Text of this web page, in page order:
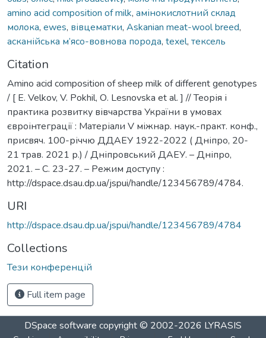
amino acid composition of milk, амінокислотний склад
молока, ewes, вівцематки, Askanian meat-wool breed,
асканійська м’ясо-вовнова порода, texel, тексель
Citation
Amino acid composition of sheep milk of different genotypes
/ [ E. Velkov, V. Pokhil, О. Lesnovska et al. ] // Теорія і
практика розвитку вівчарства України в умовах
євроінтеграції : Матеріали V міжнар. наук.-практ. конф.,
присвяч. 100-річчю ДДАЕУ 1922-2022 ( Дніпро, 20-
21 трав. 2021 р.) / Дніпровський ДАЕУ. – Дніпро,
2021. – С. 23-27. – Режим доступу :
http://dspace.dsau.dp.ua/jspui/handle/123456789/4784.
URI
http://dspace.dsau.dp.ua/jspui/handle/123456789/4784
Collections
Тези конференцій
Full item page
DSpace software copyright © 2002-2026 LYRASIS